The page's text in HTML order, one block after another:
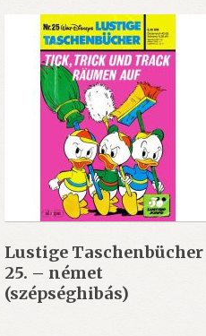
Lustige Taschenbücher
25. – német
(szépséghibás)